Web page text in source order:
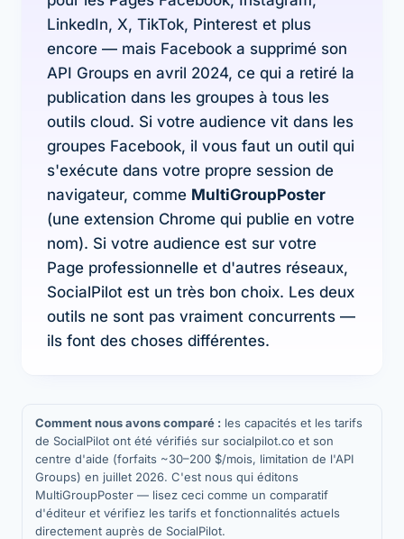
LinkedIn, X, TikTok, Pinterest et plus
encore — mais Facebook a supprimé son
API Groups en avril 2024, ce qui a retiré la
publication dans les groupes à tous les
outils cloud. Si votre audience vit dans les
groupes Facebook, il vous faut un outil qui
s'exécute dans votre propre session de
navigateur, comme MultiGroupPoster
(une extension Chrome qui publie en votre
nom). Si votre audience est sur votre
Page professionnelle et d'autres réseaux,
SocialPilot est un très bon choix. Les deux
outils ne sont pas vraiment concurrents —
ils font des choses différentes.
Comment nous avons comparé : les capacités et les tarifs
de SocialPilot ont été vérifiés sur socialpilot.co et son
centre d'aide (forfaits ~30–200 $/mois, limitation de l'API
Groups) en juillet 2026. C'est nous qui éditons
MultiGroupPoster — lisez ceci comme un comparatif
d'éditeur et vérifiez les tarifs et fonctionnalités actuels
directement auprès de SocialPilot.